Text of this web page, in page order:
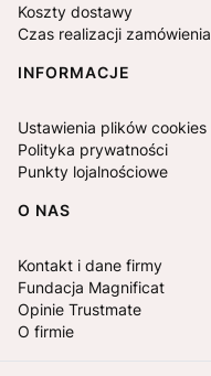
Koszty dostawy
Czas realizacji zamówienia
INFORMACJE
Ustawienia plików cookies
Polityka prywatności
Punkty lojalnościowe
O NAS
Kontakt i dane firmy
Fundacja Magnificat
Opinie Trustmate
O firmie